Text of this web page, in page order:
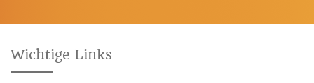
Wichtige Links